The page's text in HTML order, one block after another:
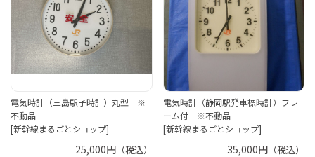
電気時計（三島駅子時計）丸型 ※
不動品
[新幹線まるごとショップ]
25,000円（税込）
電気時計（静岡駅発車標時計）フレ
ーム付 ※不動品
[新幹線まるごとショップ]
35,000円 （税込）